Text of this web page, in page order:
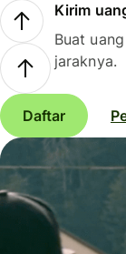
Kirim
Buat
jaraknya.
Daftar